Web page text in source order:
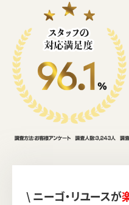
\ ニーゴ・リユースが